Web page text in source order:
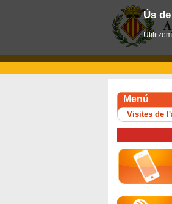
Menú
Visites de
Ús